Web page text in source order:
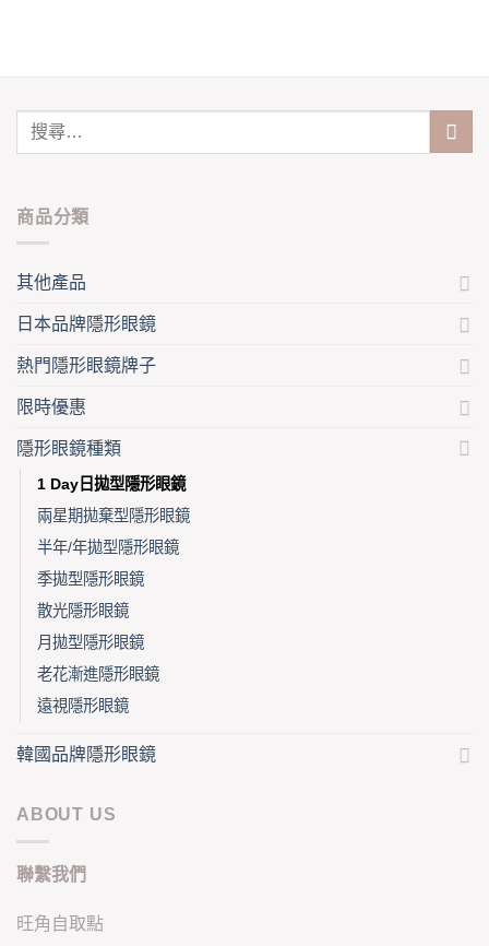
chosen
on
the
page
be
on
商品分類
其他產品
日本品牌隱形眼鏡
熱門隱形眼鏡牌子
限時優惠
隱形眼鏡種類
1 Day日拋型隱形眼鏡
兩星期拋棄型隱形眼鏡
半年/年拋型隱形眼鏡
季拋型隱形眼鏡
散光隱形眼鏡
月拋型隱形眼鏡
老花漸進隱形眼鏡
遠視隱形眼鏡
韓國品牌隱形眼鏡
ABOUT US
聯繫我們
旺角自取點